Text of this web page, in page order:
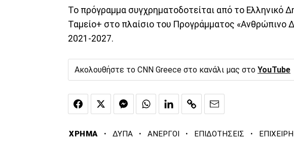
Το πρόγραμμα συγχρηματοδοτείται από το Ελληνικό
Ταμείο+ στο πλαίσιο του Προγράμματος «Ανθρώπινο
2021-2027.
Ακολουθήστε το CNN Greece στο κανάλι μας στο YouTube
ΧΡΗΜΑ · ΔΥΠΑ · ΑΝΕΡΓΟΙ · ΕΠΙΔΟΤΗΣΕΙΣ ·